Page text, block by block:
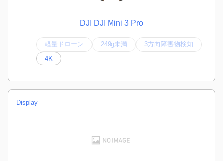
DJI DJI Mini 3 Pro
軽量ドローン 249g未満
3方向障害物検知
4K
Display